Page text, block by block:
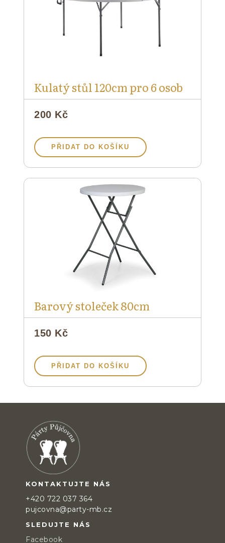
Kulatý stůl 120cm pro 6 osob
200 Kč
PŘIDAT DO KOŠÍKU
Barový stoleček 80cm
150 Kč
PŘIDAT DO KOŠÍKU
KONTAKTUJTE NÁS
+420 722 037 364
pujcovna@party-mb.cz
SLEDUJTE NÁS
Facebook